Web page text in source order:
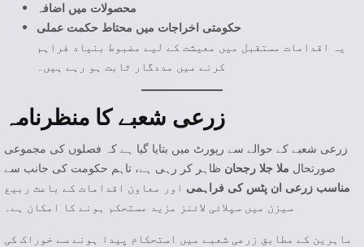
محصولات میں اضافہ
حکومتی اخراجات میں محتاط حکمت عملی
یہ اقدامات مستقبل میں معیشت کے لیے مضبوط بنیاد فراہم
کرنے میں مددگار ثابت ہو رہے ہیں۔
زرعی شعبے کا منظرنامہ
زرعی شعبے کے حوالے سے رپورٹ میں بتایا گیا ہے کہ فصلوں کی مجموعی
صورتحال ملا جلا رجحان ظاہر کر رہی ہے، تاہم حکومت کی جانب سے
مناسب زرعی ان پٹس کی فراہمی اور معاون اقدامات کے باعث ربیع
سیزن میں سپلائی لائنز مزید مستحکم ہونے کا امکان ہے۔
ماہرین کے مطابق زرعی شعبے میں استحکام پیدا ہونے سے خوراک کی